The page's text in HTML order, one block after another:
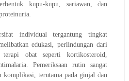
kupu-kupu, sariawan, dan
individual tergantung tingkat
edukasi, perlindungan dari
obat seperti kortikosteroid,
Pemeriksaan rutin sangat
komplikasi, terutama pada ginjal dan